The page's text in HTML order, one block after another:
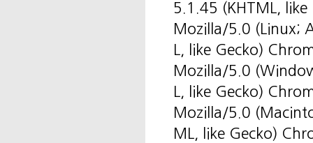
5.1.45 (KHTML,
Mozilla/5.0 (Linux;
L, like Gecko)
Mozilla/5.0
L, like Gecko)
Mozilla/5.0
ML, like Gecko)